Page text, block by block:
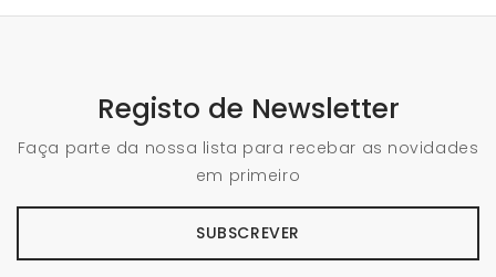
Registo de Newsletter
Faça parte da nossa lista para recebar as novidades
em primeiro
SUBSCREVER